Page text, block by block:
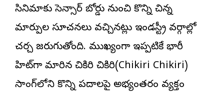
సినిమాకు సెన్సార్ బోర్డు నుంచి కొన్ని చిన్న
మార్పుల సూచనలు వచ్చినట్లు ఇండస్ట్రీ వర్గాల్లో
చర్చ జరుగుతోంది. ముఖ్యంగా ఇప్పటికే భారీ
హిట్‌గా మారిన చికిరి చికిరి(Chikiri Chikiri)
సాంగ్‌లోని కొన్ని పదాలపై అభ్యంతరం వ్యక్తం